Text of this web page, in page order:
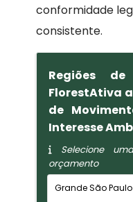
conformidade
consistente.
Regiões
FlorestAtiva
de
Interesse
Selecione
orçamento
Grande São Paulo